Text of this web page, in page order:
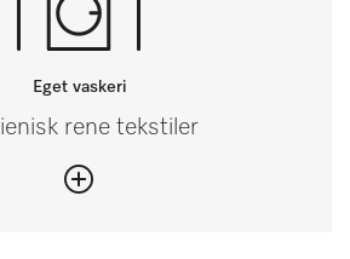
Eget vaskeri
rene tekstiler